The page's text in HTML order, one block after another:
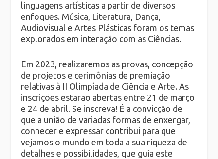
linguagens artísticas a partir de diversos
enfoques. Música, Literatura, Dança,
Audiovisual e Artes Plásticas foram os temas
explorados em interação com as Ciências.
Em 2023, realizaremos as provas, concepção
de projetos e cerimônias de premiação
relativas à II Olimpíada de Ciência e Arte. As
inscrições estarão abertas entre 21 de março
e 24 de abril. Se inscreva! É a convicção de
que a união de variadas formas de enxergar,
conhecer e expressar contribui para que
vejamos o mundo em toda a sua riqueza de
detalhes e possibilidades, que guia este